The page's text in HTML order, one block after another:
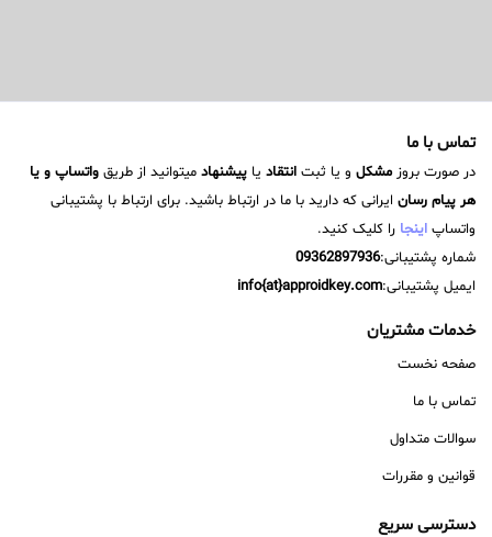
تماس با ما
در صورت بروزمشکل و یا ثبت انتقاد یا پیشنهاد میتوانید از طریق واتساپ و یا
هر پیام رسان ایرانی که دارید با ما در ارتباط باشید. برای ارتباط با پشتیبانی
واتساپ اینجا را کلیک کنید.
شماره پشتیبانی:09362897936
ایمیل پشتیبانی:info{at}approidkey.com
خدمات مشتریان
صفحه نخست
تماس با ما
سوالات متداول
قوانین و مقررات
دسترسی سریع